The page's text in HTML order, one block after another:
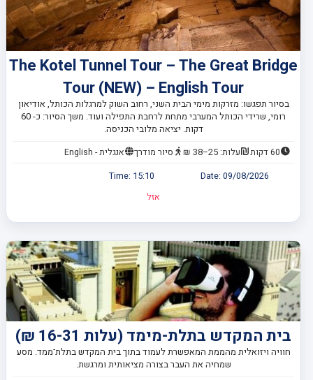
The Kotel Tunnel Tour – The Great Bridge
Tour (NEW) – English Tour
בסיור תפגשו: מזרקות מימי הבית השני, רחוב השוק למרגלות הכותל, אודיאון
רומי, שרידי הכותל המערבי מתחת לרחבת התפילה ועוד. משך הסיור: כ- 60
דקות. יציאה מלובי הכניסה.
60 דקות עלות: 25–38 ₪ סיור מודרך
אנגלית - English
Date: 09/08/2026
Time: 15:10
אזל
בית המקדש בתלת-מימד (עלות 16-31 ₪)
חוויה ויזואלית מהממת המאפשרת לעמוד בתוך בית המקדש בתלת־ממד. מסע
שמחיה את העבר בצורה מציאותית ומרגשת.